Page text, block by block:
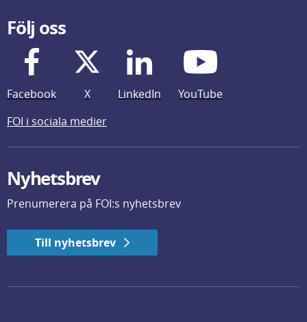
Följ oss
Facebook X LinkedIn
YouTube
FOI i sociala medier
Nyhetsbrev
Prenumerera på FOI:s nyhetsbrev
Till nyhetsbrev